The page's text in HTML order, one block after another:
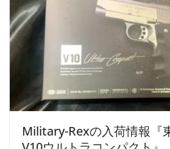
Military-Rexの入荷情報